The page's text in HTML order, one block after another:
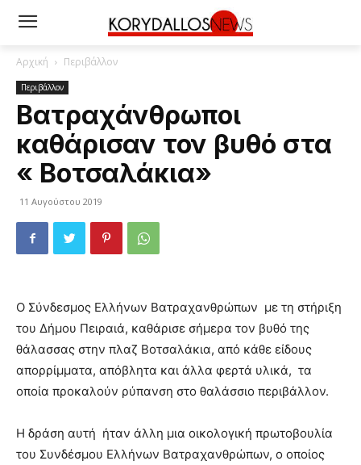
Αρχική Περιβάλλον
Περιβάλλον
Βατραχάνθρωποι
καθάρισαν τον βυθό στα
« Βοτσαλάκια»
11 Αυγούστου 2019
Ο Σύνδεσμος Ελλήνων Βατραχανθρώπων με τη στήριξη
του Δήμου Πειραιά, καθάρισε σήμερα τον βυθό της
θάλασσας στην πλαζ Βοτσαλάκια, από κάθε είδους
απορρίμματα, απόβλητα και άλλα φερτά υλικά, τα
οποία προκαλούν ρύπανση στο θαλάσσιο περιβάλλον.
Η δράση αυτή ήταν άλλη μια οικολογική πρωτοβουλία
του Συνδέσμου Ελλήνων Βατραχανθρώπων, ο οποίος